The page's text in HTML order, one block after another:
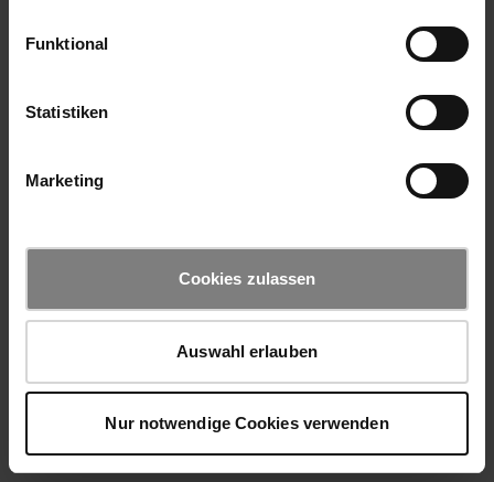
Funktional
Statistiken
Marketing
Cookies zulassen
Auswahl erlauben
Nur notwendige Cookies verwenden